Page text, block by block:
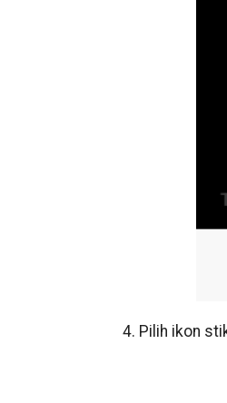
4. Pilih ikon